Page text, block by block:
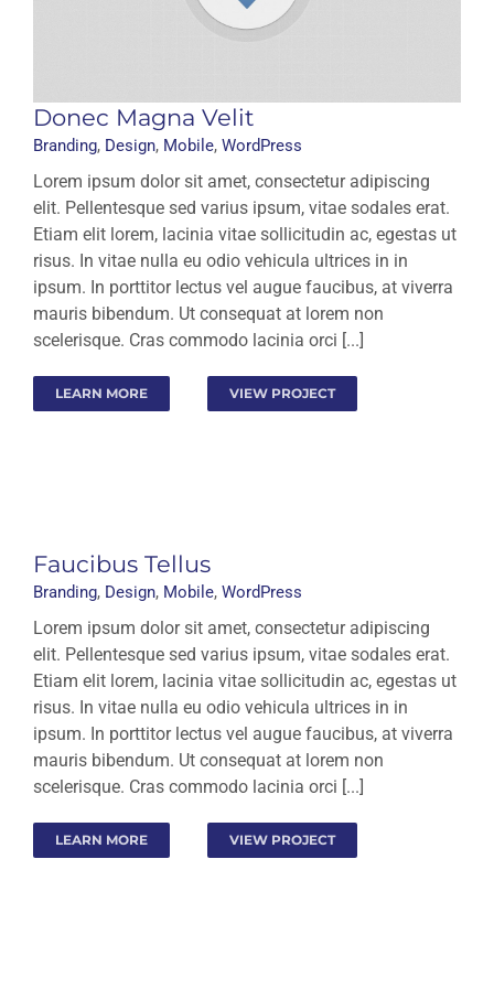
Donec Magna Velit
Branding, Design, Mobile, WordPress
Lorem ipsum dolor sit amet, consectetur adipiscing
elit. Pellentesque sed varius ipsum, vitae sodales erat.
Etiam elit lorem, lacinia vitae sollicitudin ac, egestas ut
risus. In vitae nulla eu odio vehicula ultrices in in
ipsum. In porttitor lectus vel augue faucibus, at viverra
mauris bibendum. Ut consequat at lorem non
scelerisque. Cras commodo lacinia orci [...]
LEARN MORE VIEW PROJECT
Faucibus Tellus
Branding, Design, Mobile, WordPress
Lorem ipsum dolor sit amet, consectetur adipiscing
elit. Pellentesque sed varius ipsum, vitae sodales erat.
Etiam elit lorem, lacinia vitae sollicitudin ac, egestas ut
risus. In vitae nulla eu odio vehicula ultrices in in
ipsum. In porttitor lectus vel augue faucibus, at viverra
mauris bibendum. Ut consequat at lorem non
scelerisque. Cras commodo lacinia orci [...]
LEARN MORE VIEW PROJECT